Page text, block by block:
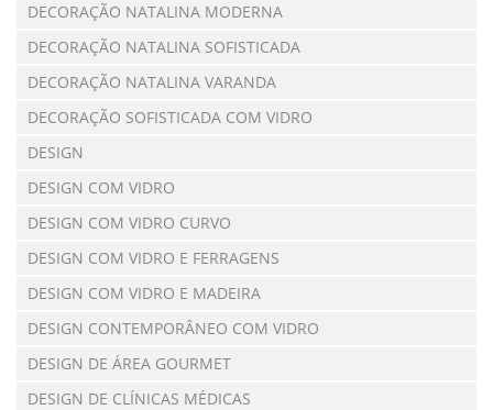
DECORAÇÃO NATALINA MODERNA
DECORAÇÃO NATALINA SOFISTICADA
DECORAÇÃO NATALINA VARANDA
DECORAÇÃO SOFISTICADA COM VIDRO
DESIGN
DESIGN COM VIDRO
DESIGN COM VIDRO CURVO
DESIGN COM VIDRO E FERRAGENS
DESIGN COM VIDRO E MADEIRA
DESIGN CONTEMPORÂNEO COM VIDRO
DESIGN DE ÁREA GOURMET
DESIGN DE CLÍNICAS MÉDICAS